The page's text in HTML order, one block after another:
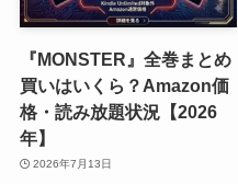
『MONSTER』全巻まとめ
買いはいくら？Amazon価
格・読み放題状況【2026
年】
2026年7月13日